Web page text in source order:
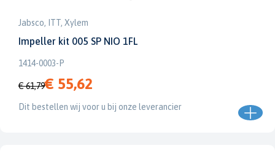
Jabsco, ITT, Xylem
Impeller kit 005 SP NIO 1FL
1414-0003-P
€ 61,79€ 55,62
Dit bestellen wij voor u bij onze leverancier